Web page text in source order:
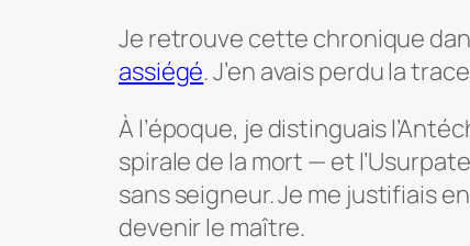
Je retrouve cette chronique
assiégé. J’en avais perdu la
À l’époque, je distinguais
spirale de la mort — et
sans seigneur. Je me justifiais
devenir le maître.